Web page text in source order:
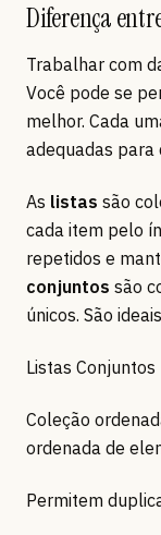
Diferença
Trabalhar com
Você pode se
melhor. Cada
adequadas para
As listas são
cada item pelo
repetidos e
conjuntos são
únicos. São
Listas Conjuntos
Coleção
ordenada de
Permitem